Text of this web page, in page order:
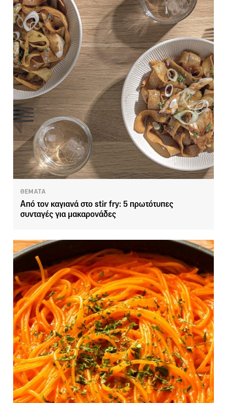
ΘΕΜΑΤΑ
Από τον καγιανά στο stir fry: 5 πρωτότυπες
συνταγές για μακαρονάδες